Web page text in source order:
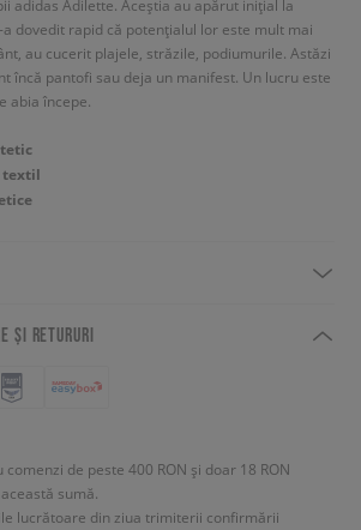
adidas Adilette. Aceștia au apărut inițial la
dovedit rapid că potențialul lor este mult mai
au cucerit plajele, străzile, podiumurile. Astăzi
încă pantofi sau deja un manifest. Un lucru este
abia începe.
textil
ȘI RETURURI
de peste 400 RON și doar 18 RON
sumă.
lucrătoare din ziua trimiterii confirmării